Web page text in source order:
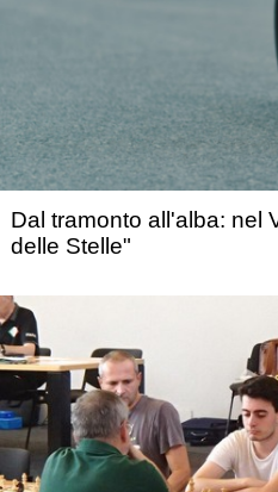
Dal tramonto all'alba: nel
delle Stelle"